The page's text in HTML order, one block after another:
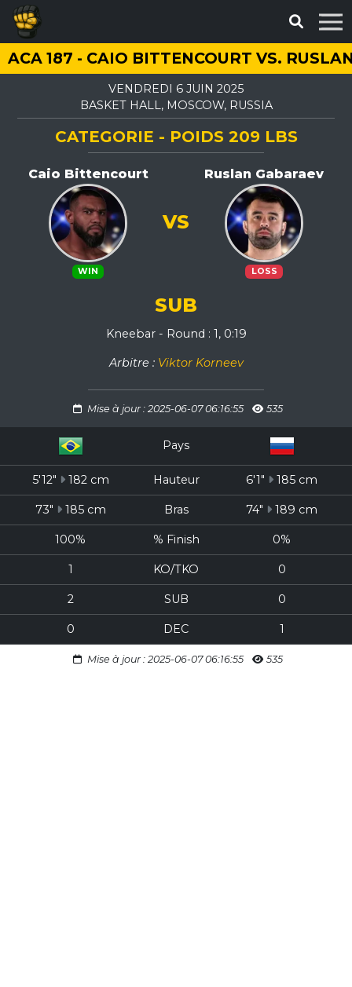
ACA 187 - CAIO BITTENCOURT VS.
VENDREDI 6 JUIN 2025
BASKET HALL, MOSCOW, RUSSIA
CATEGORIE - POIDS 209 LBS
Caio Bittencourt
WIN
Ruslan Gabaraev
LOSS
VS
SUB
Kneebar - Round : 1, 0:19
Arbitre : Viktor Korneev
Mise à jour : 2025-06-07 06:16:55 535
Pays
5'12" 182 cm Hauteur 6'1" 185 cm
73" 185 cm Bras 74" 189 cm
100% % Finish 0%
1 KO/TKO 0
2 SUB 0
0 DEC 1
Mise à jour : 2025-06-07 06:16:55 535